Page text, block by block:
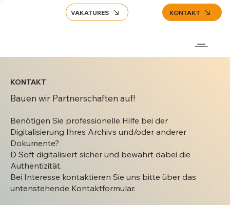
VAKATURES KONTAKT
KONTAKT
Bauen wir Partnerschaften auf!
Benötigen Sie professionelle Hilfe bei der
Digitalisierung Ihres Archivs und/oder anderer
Dokumente?
D Soft digitalisiert sicher und bewahrt dabei die
Authentizität.
Bei Interesse kontaktieren Sie uns bitte über das
untenstehende Kontaktformular.